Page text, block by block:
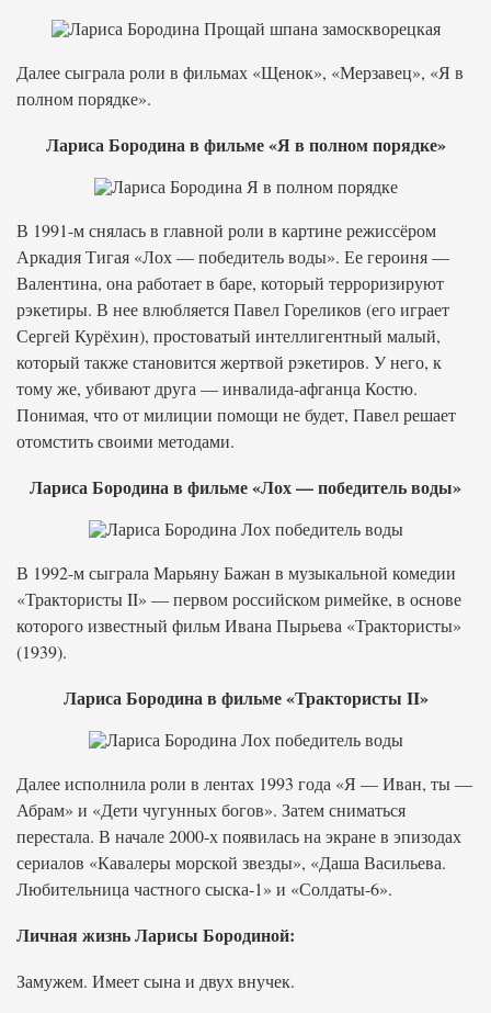
Далее сыграла роли в фильмах «Щенок», «Мерзавец», «Я в
полном порядке».
Лариса Бородина в фильме «Я в полном порядке»
В 1991-м снялась в главной роли в картине режиссёром
Аркадия Тигая «Лох — победитель воды». Ее героиня —
Валентина, она работает в баре, который терроризируют
рэкетиры. В нее влюбляется Павел Гореликов (его играет
Сергей Курёхин), простоватый интеллигентный малый,
который также становится жертвой рэкетиров. У него, к
тому же, убивают друга — инвалида-афганца Костю.
Понимая, что от милиции помощи не будет, Павел решает
отомстить своими методами.
Лариса Бородина в фильме «Лох — победитель воды»
В 1992-м сыграла Марьяну Бажан в музыкальной комедии
«Трактористы II» — первом российском римейке, в основе
которого известный фильм Ивана Пырьева «Трактористы»
(1939).
Лариса Бородина в фильме «Трактористы II»
Далее исполнила роли в лентах 1993 года «Я — Иван, ты —
Абрам» и «Дети чугунных богов». Затем сниматься
перестала. В начале 2000-х появилась на экране в эпизодах
сериалов «Кавалеры морской звезды», «Даша Васильева.
Любительница частного сыска-1» и «Солдаты-6».
Личная жизнь Ларисы Бородиной:
Замужем. Имеет сына и двух внучек.